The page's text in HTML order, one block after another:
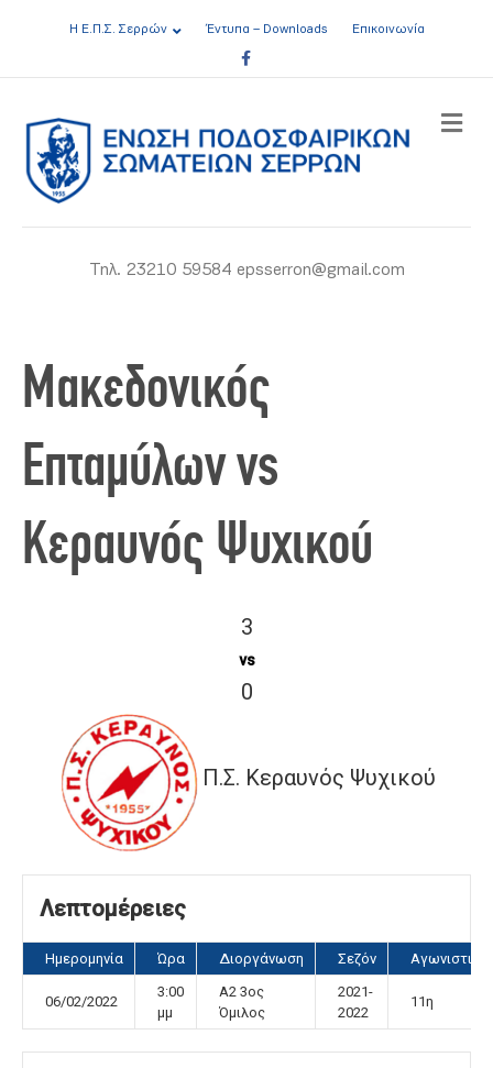
Η Ε.Π.Σ. Σερρών Έντυπα – Downloads
Επικοινωνία
Facebook
Τηλ. 23210 59584 epsserron@gmail.com
Μακεδονικός
Επταμύλων vs
Κεραυνός Ψυχικού
3
vs
0
Π.Σ. Κεραυνός Ψυχικού
Λεπτομέρειες
Ημερομηνία Ώρα Διοργάνωση Σεζόν Αγωνιστική
06/02/2022
3:00
μμ
Α2 3ος
Όμιλος
2021-
2022
11η